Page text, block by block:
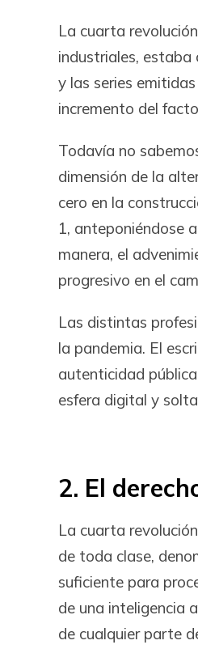
La cuarta
industriales, estaba
y las series
incremento del
Todavía no
dimensión de la
cero en la
1, anteponiéndose
manera, el
progresivo en el
Las distintas
la pandemia. El
autenticidad
esfera digital y
2. El
La cuarta
de toda clase,
suficiente para
de una inteligencia
de cualquier parte